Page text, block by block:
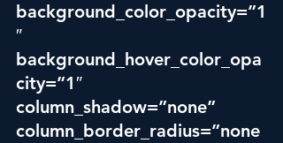
background_color_opacity=”1
″
background_hover_color_opa
city=”1″
column_shadow=”none”
column_border_radius=”none